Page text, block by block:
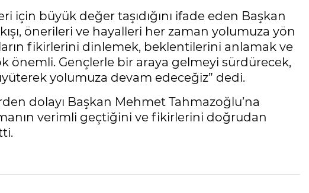
için büyük değer taşıdığını ifade eden Başkan
önerileri ve hayalleri her zaman yolumuza yön
fikirlerini dinlemek, beklentilerini anlamak ve
önemli. Gençlerle bir araya gelmeyi sürdürecek,
yolumuza devam edeceğiz” dedi.
dolayı Başkan Mehmet Tahmazoğlu’na
verimli geçtiğini ve fikirlerini doğrudan